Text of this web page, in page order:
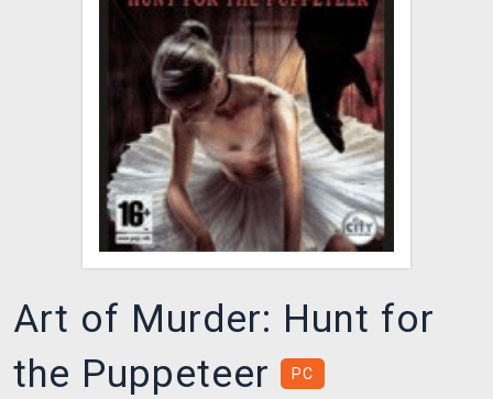
XZONE KLUB
TCG & BOARDGAME HUB
VÝKUP HER (BAZAR)
Art of Murder: Hunt for
the Puppeteer
PC